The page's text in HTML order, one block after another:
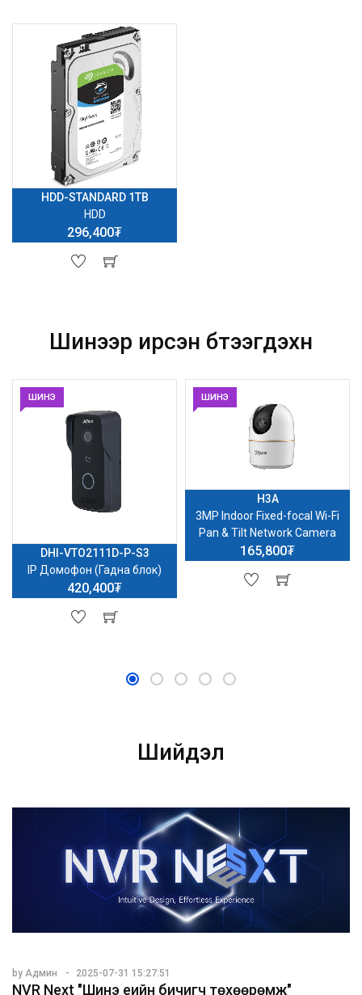
HDD-STANDARD 1TB
HDD
296,400₮
Шинээр ирсэн бүтээгдэхүүн
ШИНЭ
DHI-VTO2111D-P-S3
IP Домофон (Гадна блок)
420,400₮
ШИНЭ
H3A
3MP Indoor Fixed-focal Wi-Fi
Pan & Tilt Network Camera
165,800₮
Шийдэл
by Админ 2025-07-31 15:27:51
NVR Next "Шинэ үеийн бичигч төхөөрөмж"